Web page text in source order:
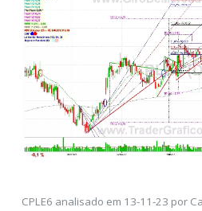
CPLE6 analisado em 13-11-23 por